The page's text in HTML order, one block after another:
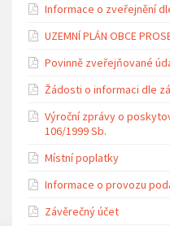
Informace o zveřejnění
UZEMNÍ PLÁN OBCE
Povinně zveřejňované
Žádosti o informaci dle
Výroční zprávy o
106/1999 Sb.
Místní poplatky
Informace o provozu
Závěrečný účet